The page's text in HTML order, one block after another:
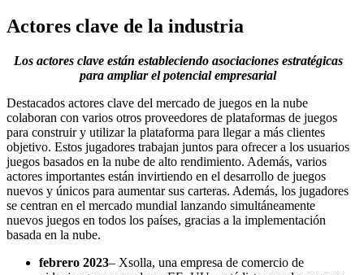
Actores clave de la industria
Los actores clave están estableciendo asociaciones estratégicas
para ampliar el potencial empresarial
Destacados actores clave del mercado de juegos en la nube
colaboran con varios otros proveedores de plataformas de juegos
para construir y utilizar la plataforma para llegar a más clientes
objetivo. Estos jugadores trabajan juntos para ofrecer a los usuarios
juegos basados ​​en la nube de alto rendimiento. Además, varios
actores importantes están invirtiendo en el desarrollo de juegos
nuevos y únicos para aumentar sus carteras. Además, los jugadores
se centran en el mercado mundial lanzando simultáneamente
nuevos juegos en todos los países, gracias a la implementación
basada en la nube.
febrero 2023– Xsolla, una empresa de comercio de